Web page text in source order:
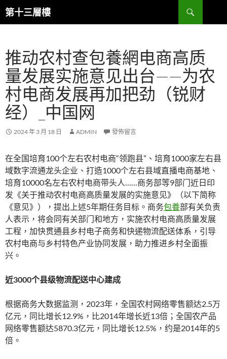
跳
至
內
容
第十三層樓
搜
尋
推动农村查包養網电商高质
量发展实施意见出台——为农
村电商发展再加把劲（锐财
经）_中国网
2024 年 3 月 18 日 ADMIN 發佈留言
在全国培育100个左右农村电商“领跑县”、培育1000家左右县
域数字流通龙头企业、打造1000个左右县域直播电商基地、
培育10000名左右农村电商带头人……商务部等9部门近日印
发《关于推动农村电商高质量发展的实施意见》（以下简称
《意见》），提出上述5年期任务目标。商务包養部有关负责
人表示，将会同有关部门和地方，实施农村电商高质量发展
工程，加快贯通县乡村电子商务和快递物流配送体系，引导
农村电商与乡村特色产业协同发展，助力推进乡村全面振
兴。
近3000个县级物流配送中心建成
根据商务大数据监测，2023年，全国农村网络零售额达2.5万
亿元，同比增长12.9%，比2014年增长近13倍；全国农产品
网络零售额达5870.3亿元，同比增长12.5%，约是2014年的5
倍。